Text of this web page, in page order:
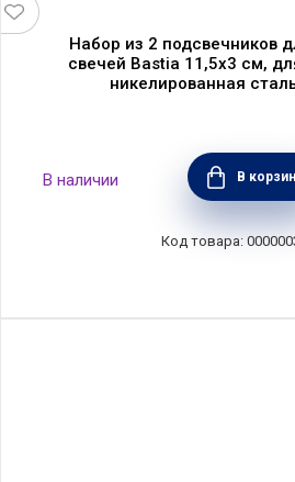
Набор из 2 подсвечников
свечей Bastia 11,5х3 см,
никелированная
В